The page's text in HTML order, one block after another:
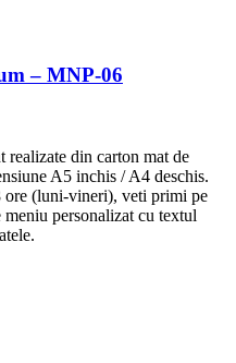
– MNP-06
realizate din carton mat de
A5 inchis / A4 deschis.
ore (luni-vineri), veti primi pe
personalizat cu textul